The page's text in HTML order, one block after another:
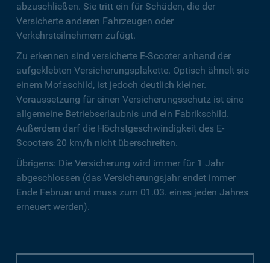
abzuschließen. Sie tritt ein für Schäden, die der
Versicherte anderen Fahrzeugen oder
Verkehrsteilnehmern zufügt.
Zu erkennen sind versicherte E-Scooter anhand der
aufgeklebten Versicherungsplakette. Optisch ähnelt sie
einem Mofaschild, ist jedoch deutlich kleiner.
Voraussetzung für einen Versicherungsschutz ist eine
allgemeine Betriebserlaubnis und ein Fabrikschild.
Außerdem darf die Höchstgeschwindigkeit des E-
Scooters 20 km/h nicht überschreiten.
Übrigens: Die Versicherung wird immer für 1 Jahr
abgeschlossen (das Versicherungsjahr endet immer
Ende Februar und muss zum 01.03. eines jeden Jahres
erneuert werden).